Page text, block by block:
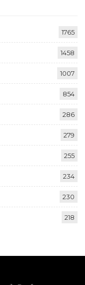
1765
1458
1007
854
286
279
255
234
230
218